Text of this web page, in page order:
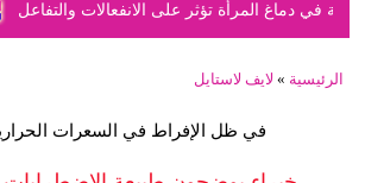
دماغ المرأة تؤثر على الانفعالات والتفاعل
الرئيسية » لايف لاستايل
في ظل الإفراط في السعرات